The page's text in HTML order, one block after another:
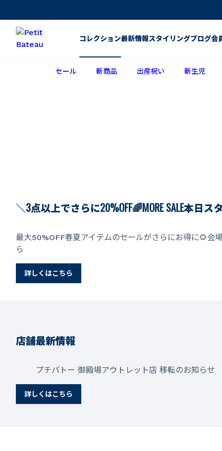
コレクション最新情報スタイリングブログ会
セール 新商品 出産祝い 新生児
＼3点以上でさらに20%OFF🌈MORE SALE本日ス
最大50%OFF春夏アイテムのセールがさらにお得に🌻会
ら
詳しくはこちら
店舗最新情報
プチバトー 御殿場アウトレット店 移転のお知らせ
詳しくはこちら